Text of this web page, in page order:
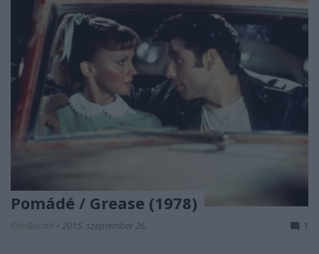
Pomádé / Grease (1978)
• 2015. szeptember 26. 1